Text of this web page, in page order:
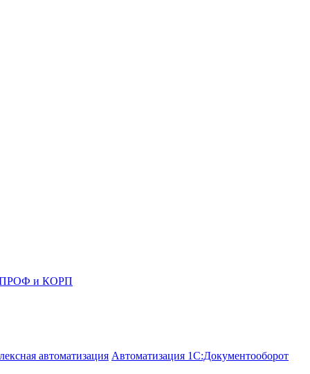
8 ПРОФ и КОРП
автоматизация Автоматизация 1С:Документооборот